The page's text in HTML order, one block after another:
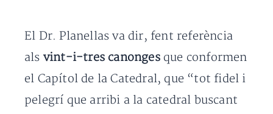
El Dr. Planellas va dir, fent referència
als vint-i-tres canonges que conformen
el Capítol de la Catedral, que “tot fidel i
pelegrí que arribi a la catedral buscant